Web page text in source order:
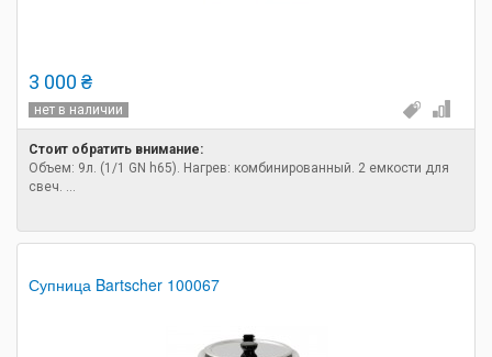
3 000 ₴
нет в наличии
Стоит обратить внимание:
Объем: 9л. (1/1 GN h65). Нагрев: комбинированный. 2 емкости для
свеч. ...
Супница Bartscher 100067